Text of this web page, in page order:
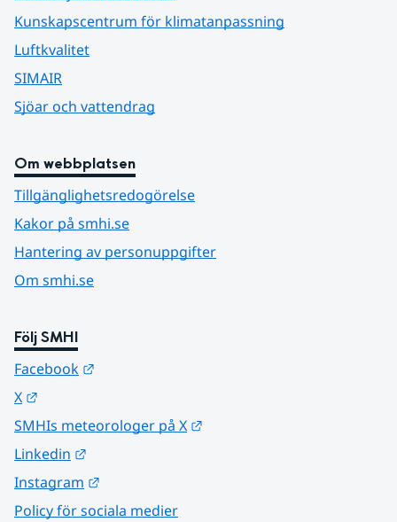
Kunskapscentrum för klimatanpassning
Luftkvalitet
SIMAIR
Sjöar och vattendrag
Om webbplatsen
Tillgänglighetsredogörelse
Kakor på smhi.se
Hantering av personuppgifter
Om smhi.se
Följ SMHI
Facebook
X
SMHIs meteorologer på X
Linkedin
Instagram
Policy för sociala medier